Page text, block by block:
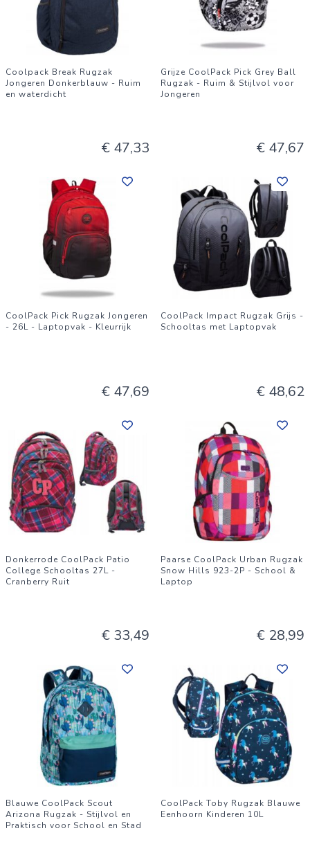
Coolpack Break Rugzak
Jongeren Donkerblauw - Ruim
en waterdicht
€ 47,33
Grijze CoolPack Pick Grey Ball
Rugzak - Ruim & Stijlvol voor
Jongeren
€ 47,67
CoolPack Pick Rugzak Jongeren
- 26L - Laptopvak - Kleurrijk
€ 47,69
CoolPack Impact Rugzak Grijs -
Schooltas met Laptopvak
€ 48,62
Donkerrode CoolPack Patio
College Schooltas 27L -
Cranberry Ruit
€ 33,49
Paarse CoolPack Urban Rugzak
Snow Hills 923-2P - School &
Laptop
€ 28,99
Blauwe CoolPack Scout
Arizona Rugzak - Stijlvol en
Praktisch voor School en Stad
CoolPack Toby Rugzak Blauwe
Eenhoorn Kinderen 10L